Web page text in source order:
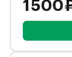
1 500